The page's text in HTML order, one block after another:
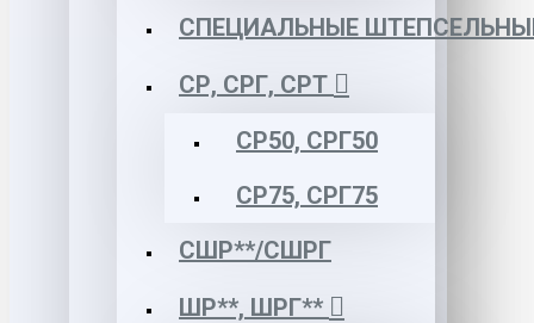
СПЕЦИАЛЬНЫЕ
СР, СРГ, СРТ
СР50, СРГ50
СР75, СРГ75
СШР**/СШРГ
ШР**, ШРГ**